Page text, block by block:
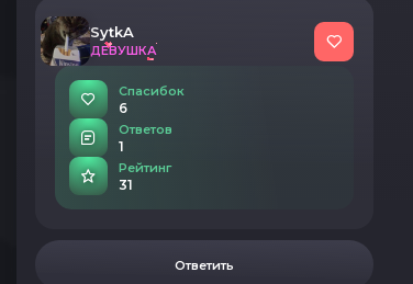
SytkA
ДЕВУШКА
Спасибок
6
Ответов
1
Рейтинг
31
Ответить